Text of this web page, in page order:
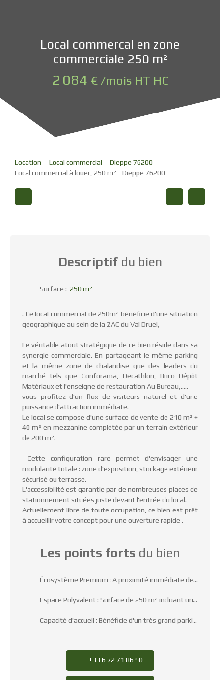
Local commercal en zone
commerciale 250 m²
2 084 € /mois HT HC
Location Local commercial
Dieppe 76200
Local commercial à louer, 250 m² - Dieppe 76200
Descriptifdu bien
Surface : 250 m²
. Ce local commercial de 250m² bénéficie d'une situation
géographique au sein de la ZAC du Val Druel,
Le véritable atout stratégique de ce bien réside dans sa
synergie commerciale. En partageant le même parking
et la même zone de chalandise que des leaders du
marché tels que Conforama, Decathlon, Brico Dépôt
Matériaux et l'enseigne de restauration Au Bureau,.....
vous profitez d'un flux de visiteurs naturel et d'une
puissance d'attraction immédiate.
Le local se compose d'une surface de vente de 210 m² +
40 m² en mezzanine complétée par un terrain extérieur
de 200 m².
Cette configuration rare permet d'envisager une
modularité totale : zone d'exposition, stockage extérieur
sécurisé ou terrasse.
L'accessibilité est garantie par de nombreuses places de
stationnement situées juste devant l'entrée du local.
Actuellement libre de toute occupation, ce bien est prêt
à accueillir votre concept pour une ouverture rapide .
Les points forts du bien
Écosystème Premium : A proximité immédiate de Conforama, Decathlon, Brico Dépôt matériaux et Au Bureau.
Espace Polyvalent : Surface de 250 m² incluant un terrain privatif de 200 m²
Capacité d'accueil : Bénéficie d'un très grand parking commun
+33 6 72 71 86 90